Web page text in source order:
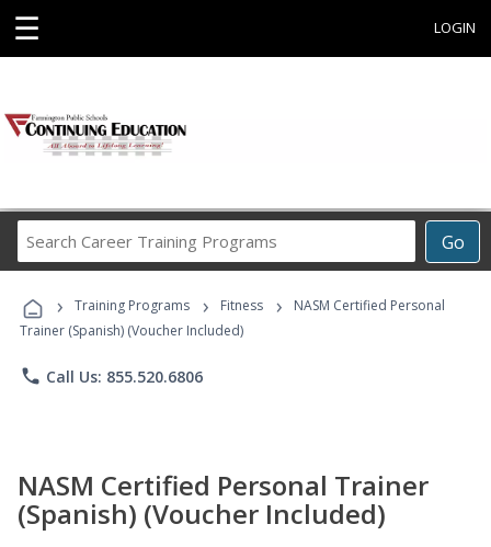
☰ LOGIN
Go
Career
Programs
› Training Programs › Fitness ›
NASM Certified Personal
Trainer (Spanish) (Voucher Included)
phone Call Us: 855.520.6806
NASM Certified Personal Trainer
(Spanish) (Voucher Included)